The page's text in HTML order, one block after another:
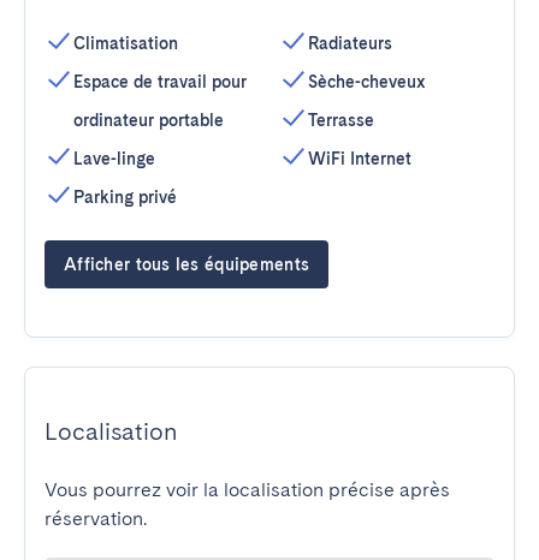
Climatisation
Espace de travail pour
ordinateur portable
Lave-linge
Parking privé
Radiateurs
Sèche-cheveux
Terrasse
WiFi Internet
Afficher tous les équipements
Localisation
Vous pourrez voir la localisation précise après
réservation.